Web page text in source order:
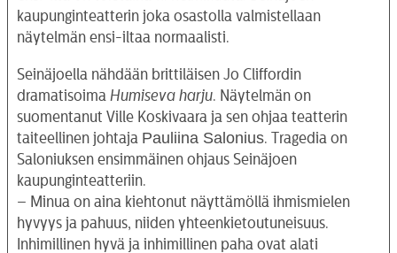
kaupunginteatterin joka osastolla valmistellaan
näytelmän ensi-iltaa normaalisti.
Seinäjoella nähdään brittiläisen Jo Cliffordin
dramatisoima Humiseva harju . Näytelmän on
suomentanut Ville Koskivaara ja sen ohjaa teatterin
taiteellinen johtaja Pauliina Salonius . Tragedia on
Saloniuksen ensimmäinen ohjaus Seinäjoen
kaupunginteatteriin.
– Minua on aina kiehtonut näyttämöllä ihmismielen
hyvyys ja pahuus, niiden yhteenkietoutuneisuus.
Inhimillinen hyvä ja inhimillinen paha ovat alati